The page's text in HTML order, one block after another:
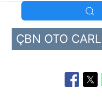
ÇBN OTO
Opens in